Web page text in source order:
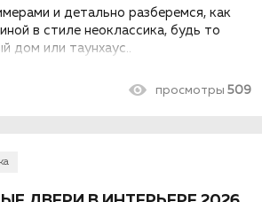
и детально разберемся, как
в стиле неоклассика, будь то
дом или таунхаус..
просмотры 509